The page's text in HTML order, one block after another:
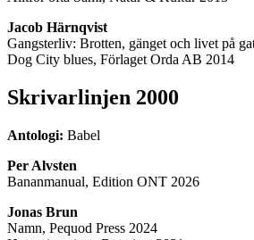
Jacob Härnqvist
Gangsterliv: Brotten, gänget och livet på
Dog City blues, Förlaget Orda AB 2014
Skrivarlinjen 2000
Antologi: Babel
Per Alvsten
Bananmanual, Edition ONT 2026
Jonas Brun
Namn, Pequod Press 2024